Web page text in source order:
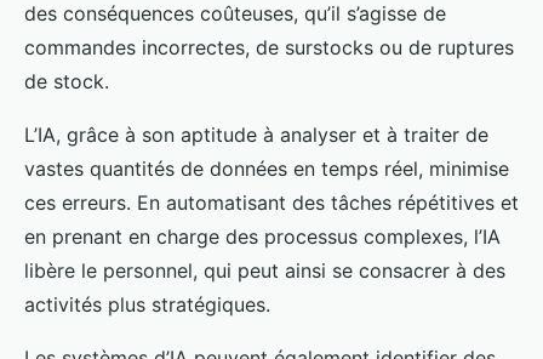
des conséquences coûteuses, qu’il s’agisse de
commandes incorrectes, de surstocks ou de ruptures
de stock.
L’IA, grâce à son aptitude à analyser et à traiter de
vastes quantités de données en temps réel, minimise
ces erreurs. En automatisant des tâches répétitives et
en prenant en charge des processus complexes, l’IA
libère le personnel, qui peut ainsi se consacrer à des
activités plus stratégiques.